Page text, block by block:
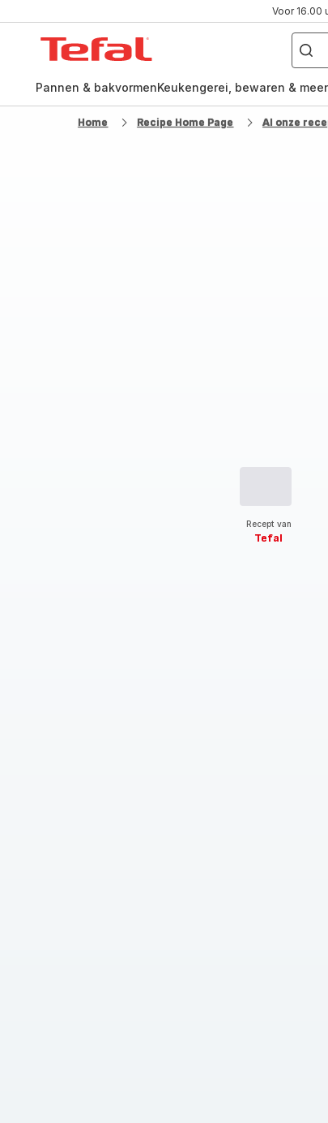
Voor 16.00
Waar
ben
naar
Pannen & bakvormenKeukengerei, bewaren &
Home Recipe Home Page Al onze
Recept van
Tefal